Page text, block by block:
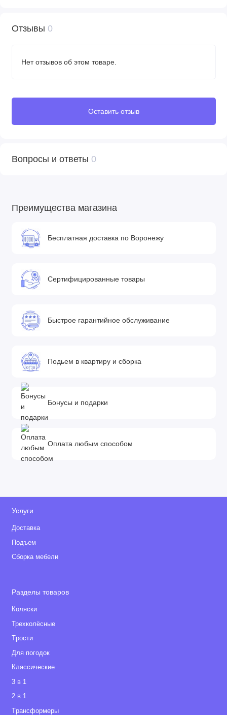
Отзывы 0
Нет отзывов об этом товаре.
Оставить отзыв
Вопросы и ответы 0
Преимущества магазина
Бесплатная доставка по Воронежу
Сертифицированные товары
Быстрое гарантийное обслуживание
Подьем в квартиру и сборка
Бонусы и подарки
Оплата любым способом
Услуги
Доставка
Подъем
Сборка мебели
Разделы товаров
Коляски
Трехколёсные
Tрости
Для погодок
Классические
3 в 1
2 в 1
Tрансформеры